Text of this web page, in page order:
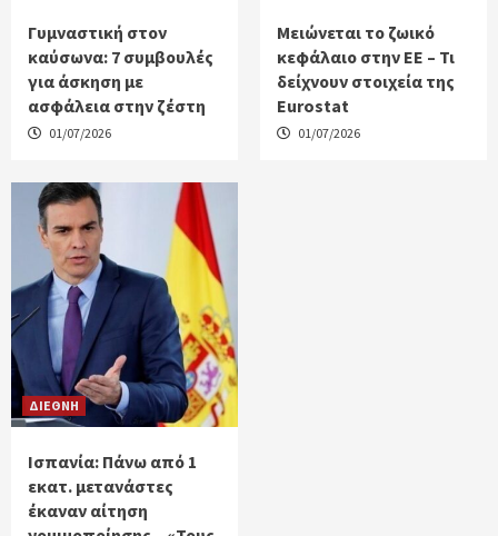
Γυμναστική στον
καύσωνα: 7 συμβουλές
για άσκηση με
ασφάλεια στην ζέστη
01/07/2026
Μειώνεται το ζωικό
κεφάλαιο στην ΕΕ – Τι
δείχνουν στοιχεία της
Eurostat
01/07/2026
ΔΙΕΘΝΗ
Ισπανία: Πάνω από 1
εκατ. μετανάστες
έκαναν αίτηση